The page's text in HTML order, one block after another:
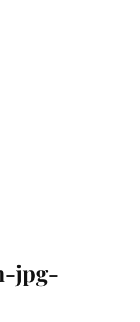
jpg-